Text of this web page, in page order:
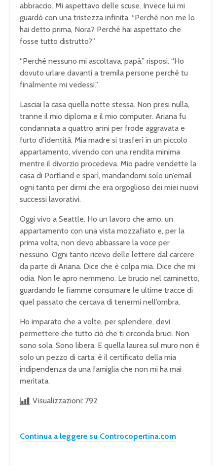
abbraccio. Mi aspettavo delle scuse. Invece lui mi
guardò con una tristezza infinita. “Perché non me lo
hai detto prima, Nora? Perché hai aspettato che
fosse tutto distrutto?”
“Perché nessuno mi ascoltava, papà,” risposi. “Ho
dovuto urlare davanti a tremila persone perché tu
finalmente mi vedessi.”
Lasciai la casa quella notte stessa. Non presi nulla,
tranne il mio diploma e il mio computer. Ariana fu
condannata a quattro anni per frode aggravata e
furto d’identità. Mia madre si trasferì in un piccolo
appartamento, vivendo con una rendita minima
mentre il divorzio procedeva. Mio padre vendette la
casa di Portland e sparì, mandandomi solo un’email
ogni tanto per dirmi che era orgoglioso dei miei nuovi
successi lavorativi.
Oggi vivo a Seattle. Ho un lavoro che amo, un
appartamento con una vista mozzafiato e, per la
prima volta, non devo abbassare la voce per
nessuno. Ogni tanto ricevo delle lettere dal carcere
da parte di Ariana. Dice che è colpa mia. Dice che mi
odia. Non le apro nemmeno. Le brucio nel caminetto,
guardando le fiamme consumare le ultime tracce di
quel passato che cercava di tenermi nell’ombra.
Ho imparato che a volte, per splendere, devi
permettere che tutto ciò che ti circonda bruci. Non
sono sola. Sono libera. E quella laurea sul muro non è
solo un pezzo di carta; è il certificato della mia
indipendenza da una famiglia che non mi ha mai
meritata.
Visualizzazioni: 792
Continua a leggere su Controcopertina.com